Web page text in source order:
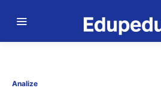
Analize